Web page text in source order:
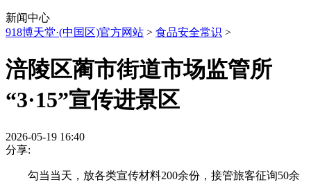
新闻中心
918博天堂·(中国区)官方网站 > 食品安全常识 >
涪陵区蔺市街道市场监管所
“3·15”宣传进景区
2026-05-19 16:40
分享:
勾当当天，放各类宣传材料200余份，接管旅客征询50余